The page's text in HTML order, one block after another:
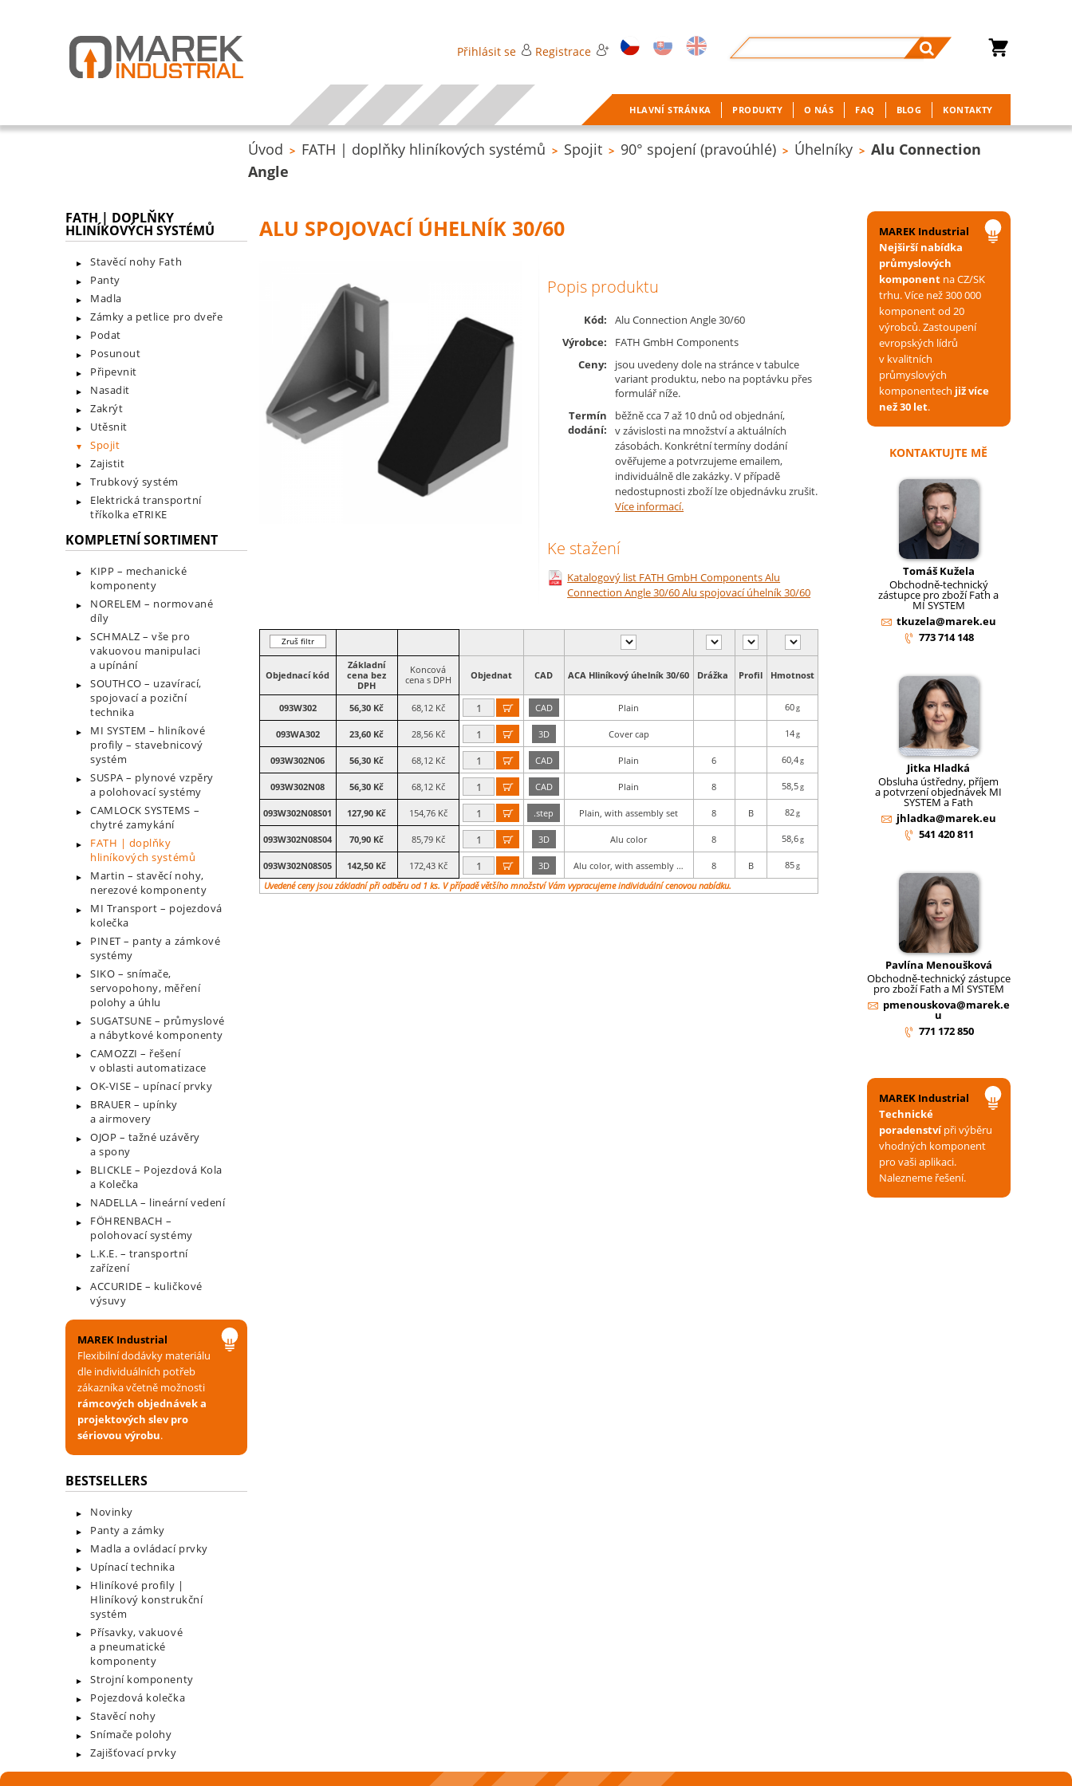
Přihlásit se Registrace
HLAVNÍ STRÁNKA PRODUKTY O NÁS FAQ BLOG KONTAKTY
Úvod > FATH | doplňky hliníkových systémů > Spojit > 90° spojení (pravoúhlé) > Úhelníky > Alu Connection
Angle
FATH | DOPLŇKY
HLINÍKOVÝCH SYSTÉMŮ
Stavěcí nohy Fath
Panty
Madla
Zámky a petlice pro dveře
Podat
Posunout
Připevnit
Nasadit
Zakrýt
Utěsnit
Spojit
Zajistit
Trubkový systém
Elektrická transportní
tříkolka eTRIKE
KOMPLETNÍ SORTIMENT
KIPP – mechanické
komponenty
NORELEM – normované
díly
SCHMALZ – vše pro
vakuovou manipulaci
a upínání
SOUTHCO – uzavírací,
spojovací a poziční
technika
MI SYSTEM – hliníkové
profily – stavebnicový
systém
SUSPA – plynové vzpěry
a polohovací systémy
CAMLOCK SYSTEMS –
chytré zamykání
FATH | doplňky
hliníkových systémů
Martin – stavěcí nohy,
nerezové komponenty
MI Transport – pojezdová
kolečka
PINET – panty a zámkové
systémy
SIKO – snímače,
servopohony, měření
polohy a úhlu
SUGATSUNE – průmyslové
a nábytkové komponenty
CAMOZZI – řešení
v oblasti automatizace
OK-VISE – upínací prvky
BRAUER – upínky
a airmovery
OJOP – tažné uzávěry
a spony
BLICKLE – Pojezdová Kola
a Kolečka
NADELLA – lineární vedení
FÖHRENBACH –
polohovací systémy
L.K.E. – transportní
zařízení
ACCURIDE – kuličkové
výsuvy
MAREK Industrial
Flexibilní dodávky materiálu
dle individuálních potřeb
zákazníka včetně možnosti
rámcových objednávek a
projektových slev pro
sériovou výrobu.
BESTSELLERS
Novinky
Panty a zámky
Madla a ovládací prvky
Upínací technika
Hliníkové profily |
Hliníkový konstrukční
systém
Přísavky, vakuové
a pneumatické
komponenty
Strojní komponenty
Pojezdová kolečka
Stavěcí nohy
Snímače polohy
Zajišťovací prvky
ALU SPOJOVACÍ ÚHELNÍK 30/60
Popis produktu
Kód:
Alu Connection Angle 30/60
Výrobce:
FATH GmbH Components
Ceny:
jsou uvedeny dole na stránce v tabulce
variant produktu, nebo na poptávku přes
formulář níže.
Termín
dodání:
běžně cca 7 až 10 dnů od objednání,
v závislosti na množství a aktuálních
zásobách. Konkrétní termíny dodání
ověřujeme a potvrzujeme emailem,
individuálně dle zakázky. V případě
nedostupnosti zboží lze objednávku zrušit.
Více informací.
Ke stažení
Katalogový list FATH GmbH Components Alu
Connection Angle 30/60 Alu spojovací úhelník 30/60
Zruš filtr
Objednací kód
Základní
cena bez
DPH
Koncová
cena s DPH
Objednat CAD ACA Hliníkový úhelník 30/60 Drážka Profil​ Hmotnost​
093W302 56,30 Kč 68,12 Kč  CAD Plain 60g
093WA302 23,60 Kč 28,56 Kč  3D Cover cap 14g
093W302N06 56,30 Kč 68,12 Kč  CAD Plain 6 60,4g
093W302N08 56,30 Kč 68,12 Kč  CAD Plain 8 58,5g
093W302N08S01 127,90 Kč 154,76 Kč  .step Plain, with assembly set 8 B 82g
093W302N08S04 70,90 Kč 85,79 Kč  3D Alu color 8 58,6g
093W302N08S05 142,50 Kč 172,43 Kč  3D Alu color, with assembly … 8 B 85g
Uvedené ceny jsou základní při odběru od 1 ks. V případě většího množství Vám vypracujeme individuální cenovou nabídku.
MAREK Industrial
Nejširší nabídka
průmyslových
komponentna CZ/SK
trhu. Více než 300 000
komponent od 20
výrobců. Zastoupení
evropských lídrů
v kvalitních
průmyslových
komponentech již více
než 30 let.
KONTAKTUJTE MĚ
Tomáš Kužela
Obchodně-technický
zástupce pro zboží Fath a
MI SYSTEM
tkuzela@marek.eu
773 714 148
Jitka Hladká
Obsluha ústředny, příjem
a potvrzení objednávek MI
SYSTEM a Fath
jhladka@marek.eu
541 420 811
Pavlína Menoušková
Obchodně-technický zástupce
pro zboží Fath a MI SYSTEM
pmenouskova@marek.e
u
771 172 850
MAREK Industrial
Technické
poradenstvípři výběru
vhodných komponent
pro vaši aplikaci.
Nalezneme řešení.